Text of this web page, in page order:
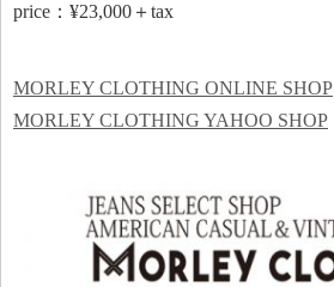
price：¥23,000＋tax
MORLEY CLOTHING ONLINE SHOP
MORLEY CLOTHING YAHOO SHOP